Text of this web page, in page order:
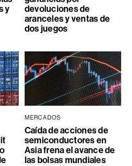
y
devoluciones de
aranceles y ventas de
dos juegos
MERCADOS
Caída de acciones de
semiconductores en
Asia frena el avance de
las bolsas mundiales